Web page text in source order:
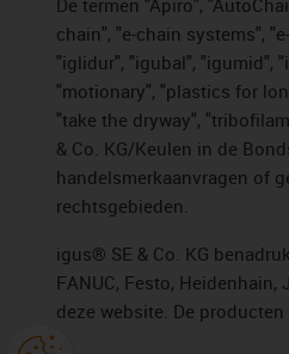
De termen "Apiro",
chain", "e-chain systems",
"iglidur", "igubal", "igumid",
"motionary", "plastics for
"take the dryway",
& Co. KG/Keulen in de
handelsmerkaanvragen of
rechtsgebieden.
igus® SE & Co. KG
FANUC, Festo, Heidenhain,
deze website. De